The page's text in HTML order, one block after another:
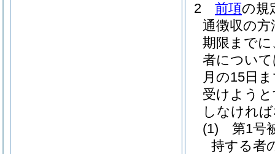
2
前項の規
通徴収の
期限まで
者につい
月の15日
受けよう
しなけれ
(1)
第1号
持する者